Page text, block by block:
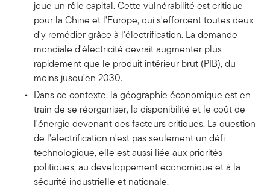
joue un rôle capital. Cette vulnérabilité est critique
pour la Chine et l'Europe, qui s'efforcent toutes deux
d'y remédier grâce à l'électrification. La demande
mondiale d'électricité devrait augmenter plus
rapidement que le produit intérieur brut (PIB), du
moins jusqu'en 2030.
Dans ce contexte, la géographie économique est en
train de se réorganiser, la disponibilité et le coût de
l'énergie devenant des facteurs critiques. La question
de l'électrification n'est pas seulement un défi
technologique, elle est aussi liée aux priorités
politiques, au développement économique et à la
sécurité industrielle et nationale.